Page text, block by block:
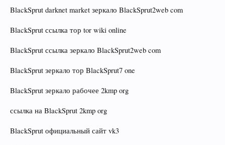
BlackSprut darknet market зеркало BlackSprut2web com
BlackSprut ссылка тор tor wiki online
BlackSprut ссылка зеркало BlackSprut2web com
BlackSprut зеркало тор BlackSprut7 one
BlackSprut зеркало рабочее 2kmp org
ссылка на BlackSprut 2kmp org
BlackSprut официальный сайт vk3